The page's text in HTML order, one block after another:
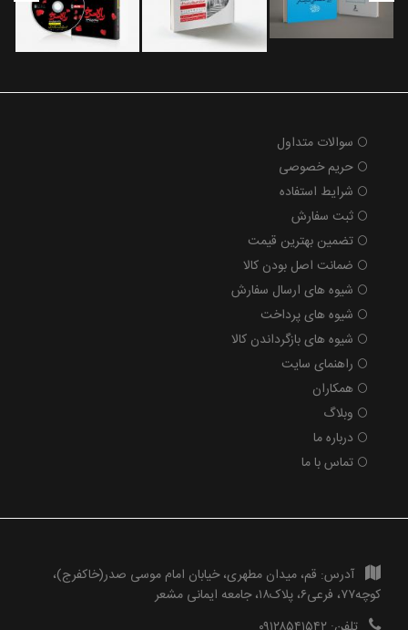
سوالات متداول
حریم خصوصی
شرایط استفاده
ثبت سفارش
تضمین بهترین قیمت
ضمانت اصل بودن کالا
شیوه های ارسال سفارش
شیوه های پرداخت
شیوه های بازگرداندن کالا
راهنمای سایت
همکاران
وبلاگ
درباره ما
تماس با ما
آدرس: قم، میدان مطهری، خیابان امام موسی صدر(خاکفرج)،
کوچه۷۷، فرعی۶، پلاک۱۸، جامعه ایمانی مشعر